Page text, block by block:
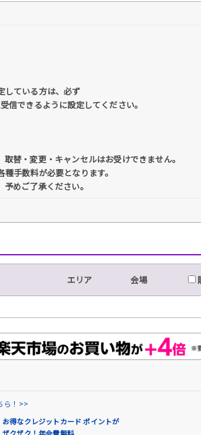
している方は、必ず
できるように設定してください。
替・変更・キャンセルはお受けできません。
手数料が必要となります。
めご了承ください。
エリア 会場
ら！>>
お得なクレジットカード ポイントが